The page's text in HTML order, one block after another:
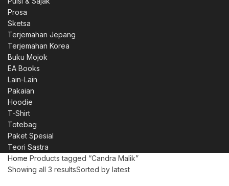
Prosa
Sketsa
Terjemahan Jepang
Terjemahan Korea
Buku Mojok
EA Books
Lain-Lain
Pakaian
Hoodie
T-Shirt
Totebag
Paket Spesial
Teori Sastra
Home Products tagged “Candra Malik”
Showing all 3 resultsSorted by latest